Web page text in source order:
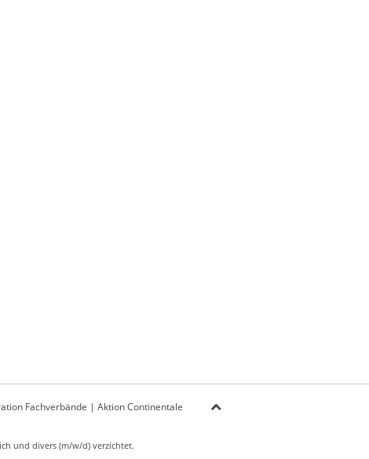
Fachverbände | Aktion Continentale
und divers (m/w/d) verzichtet.